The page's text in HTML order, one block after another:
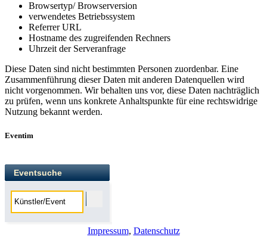
Browsertyp/ Browserversion
verwendetes Betriebssystem
Referrer URL
Hostname des zugreifenden Rechners
Uhrzeit der Serveranfrage
Diese Daten sind nicht bestimmten Personen zuordenbar. Eine
Zusammenführung dieser Daten mit anderen Datenquellen wird
nicht vorgenommen. Wir behalten uns vor, diese Daten nachträglich
zu prüfen, wenn uns konkrete Anhaltspunkte für eine rechtswidrige
Nutzung bekannt werden.
Eventim
Eventsuche
Impressum, Datenschutz